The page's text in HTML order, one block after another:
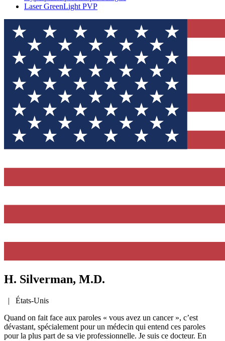
Laser GreenLight PVP
H. Silverman, M.D.
|
États-Unis
Quand on fait face aux paroles « vous avez un cancer », c’est
dévastant, spécialement pour un médecin qui entend ces paroles
pour la plus part de sa vie professionnelle. Je suis ce docteur. En